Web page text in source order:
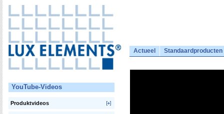
Actueel Standaardproducten
YouTube-Videos
Produktvideos